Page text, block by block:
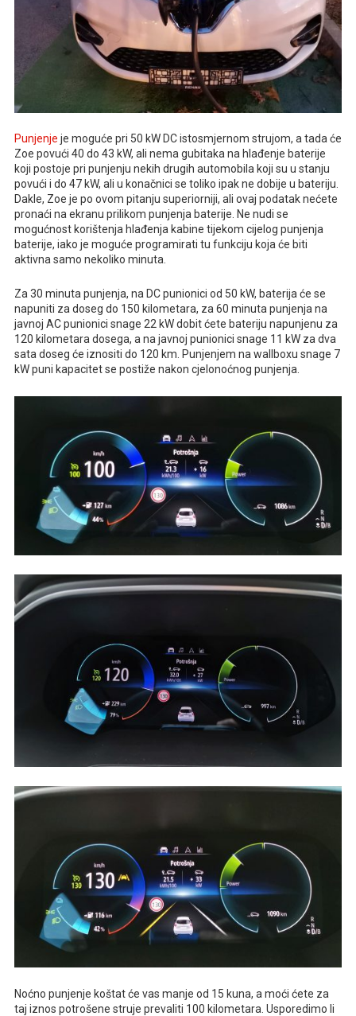
Punjenje je moguće pri 50 kW DC istosmjernom strujom, a tada će
Zoe povući 40 do 43 kW, ali nema gubitaka na hlađenje baterije
koji postoje pri punjenju nekih drugih automobila koji su u stanju
povući i do 47 kW, ali u konačnici se toliko ipak ne dobije u bateriju.
Dakle, Zoe je po ovom pitanju superiorniji, ali ovaj podatak nećete
pronaći na ekranu prilikom punjenja baterije. Ne nudi se
mogućnost korištenja hlađenja kabine tijekom cijelog punjenja
baterije, iako je moguće programirati tu funkciju koja će biti
aktivna samo nekoliko minuta.
Za 30 minuta punjenja, na DC punionici od 50 kW, baterija će se
napuniti za doseg do 150 kilometara, za 60 minuta punjenja na
javnoj AC punionici snage 22 kW dobit ćete bateriju napunjenu za
120 kilometara dosega, a na javnoj punionici snage 11 kW za dva
sata doseg će iznositi do 120 km. Punjenjem na wallboxu snage 7
kW puni kapacitet se postiže nakon cjelonoćnog punjenja.
Noćno punjenje koštat će vas manje od 15 kuna, a moći ćete za
taj iznos potrošene struje prevaliti 100 kilometara. Usporedimo li